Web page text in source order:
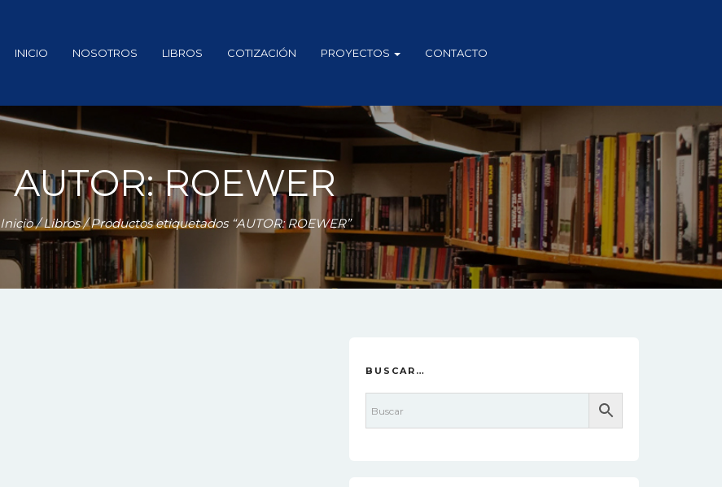
INICIO NOSOTROS LIBROS COTIZACIÓN PROYECTOS CONTACTO
AUTOR: ROEWER
Inicio/Libros/ Productos etiquetados “AUTOR: ROEWER”
BUSCAR…